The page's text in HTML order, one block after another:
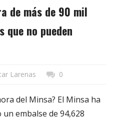
de más de 90 mil
no pueden
Larenas 0
del Minsa? El Minsa ha
embalse de 94,628